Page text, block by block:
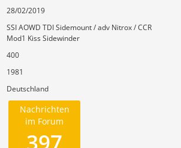
28/02/2019
SSI AOWD TDI Sidemount / adv Nitrox / CCR
Mod1 Kiss Sidewinder
400
1981
Deutschland
Nachrichten
im Forum
397